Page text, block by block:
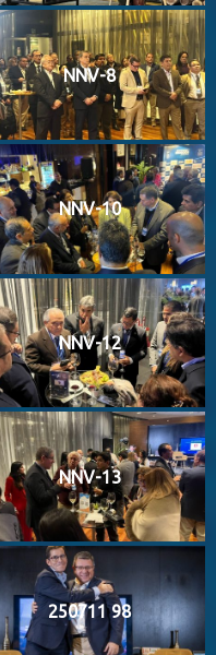
NNV-8
NNV-10
NNV-12
NNV-13
250711 98